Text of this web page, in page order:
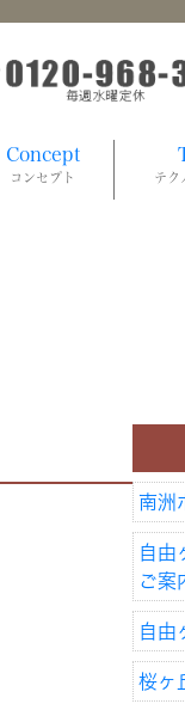
Concept
コンセプト テク
南洲
自由
ご案
自由
桜ヶ